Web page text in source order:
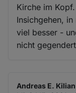
Kirche im Kopf.
Insichgehen,
viel besser -
nicht
Andreas E.